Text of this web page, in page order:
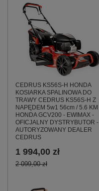
CEDRUS KS56S-H HONDA
KOSIARKA SPALINOWA DO
TRAWY CEDRUS KS56S-H Z
NAPĘDEM 5w1 56cm / 5.6 KM
HONDA GCV200 - EWIMAX -
OFICJALNY DYSTRYBUTOR -
AUTORYZOWANY DEALER
CEDRUS
1 994,00 zł
2 099,00 zł